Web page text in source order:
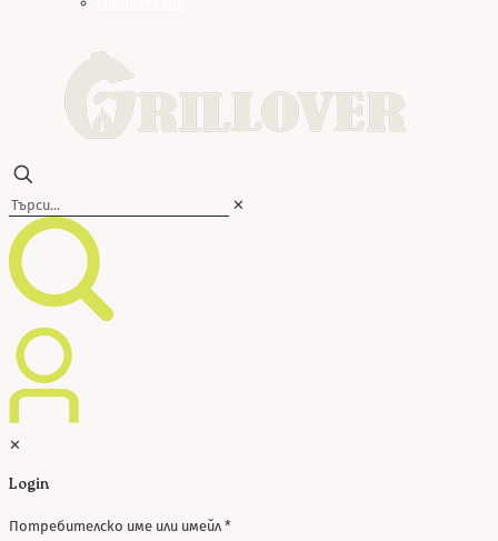
✕
✕
Login
Потребителско име или имейл *